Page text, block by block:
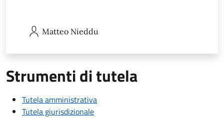
Matteo Nieddu
Strumenti di tutela
Tutela amministrativa
Tutela giurisdizionale